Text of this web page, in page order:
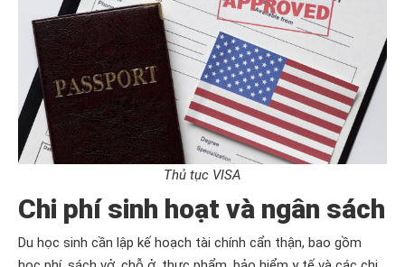
Thủ tục VISA
Chi phí sinh hoạt và ngân sách
Du học sinh cần lập kế hoạch tài chính cẩn thận, bao gồm